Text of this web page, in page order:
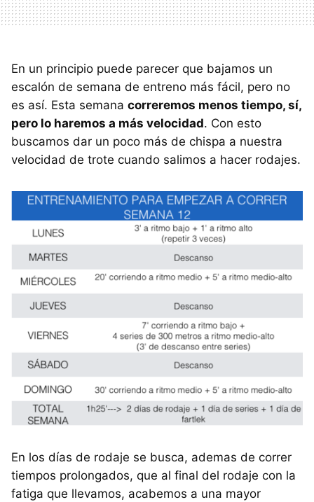
En un principio puede parecer que bajamos un
escalón de semana de entreno más fácil, pero no
es así. Esta semana correremos menos tiempo, sí,
pero lo haremos a más velocidad. Con esto
buscamos dar un poco más de chispa a nuestra
velocidad de trote cuando salimos a hacer rodajes.
En los días de rodaje se busca, ademas de correr
tiempos prolongados, que al final del rodaje con la
fatiga que llevamos, acabemos a una mayor